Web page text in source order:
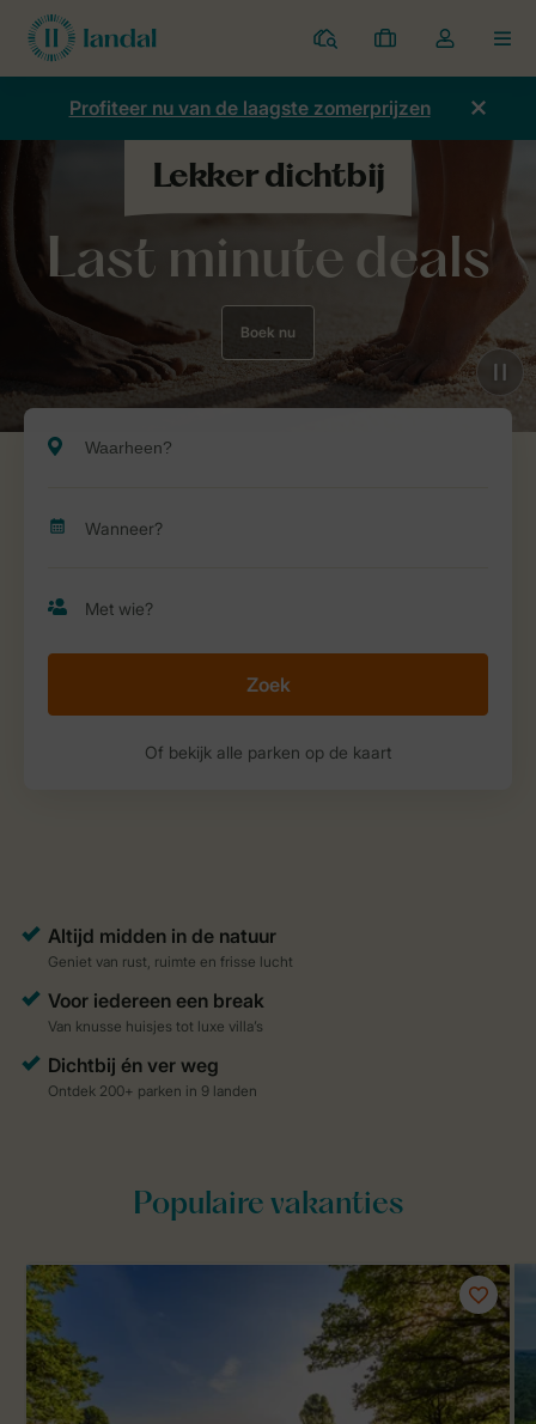
Parken
Mijn
boekingen
Open
de
dropdown
Profiteer nu van de laagste zomerprijzen
Last minute deals
Boek nu
Zoek
Of bekijk alle parken op de kaart